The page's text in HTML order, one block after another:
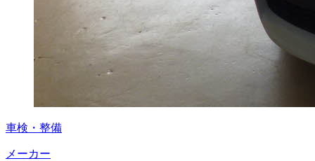
車検・整備
メーカー